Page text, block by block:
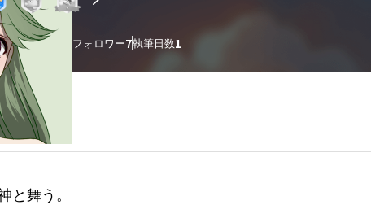
数0フォロー フォロワー7執筆日数1
ンダー
と舞う。